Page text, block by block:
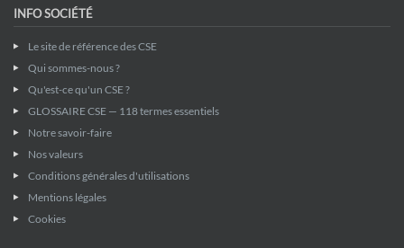
INFO SOCIÉTÉ
Le site de référence des CSE
Qui sommes-nous ?
Qu'est-ce qu'un CSE ?
GLOSSAIRE CSE — 118 termes essentiels
Notre savoir-faire
Nos valeurs
Conditions générales d'utilisations
Mentions légales
Cookies